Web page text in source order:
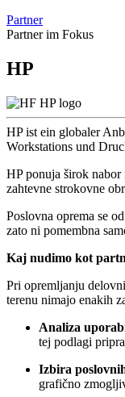
Partner
Partner im Fokus
HP
HP ist ein globaler
Workstations und
HP ponuja širok nabor
zahtevne strokovne
Poslovna oprema se
zato ni pomembna
Kaj nudimo kot
Pri opremljanju
terenu nimajo enakih
Analiza
tej podlagi
Izbira
grafično